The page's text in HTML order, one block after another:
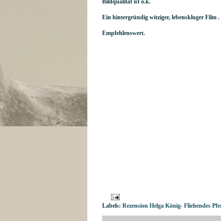
Bildqualität ist o.k.
Ein hintergründig witziger, lebenskluger Film .
Empfehlenswert.
Labels: Rezension Helga König- Fliehendes